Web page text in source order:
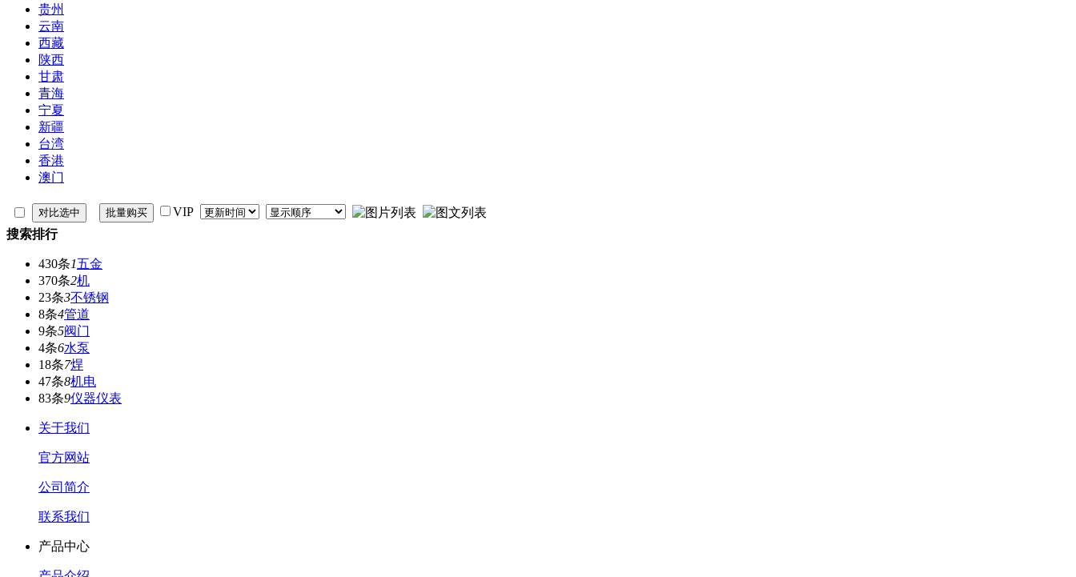
贵州
云南
西藏
陕西
甘肃
青海
宁夏
新疆
台湾
香港
澳门
VIP
搜索排行
430条1五金
370条2机
23条3不锈钢
8条4管道
9条5阀门
4条6水泵
18条7焊
47条8机电
83条9仪器仪表
关于我们
官方网站
公司简介
联系我们
产品中心